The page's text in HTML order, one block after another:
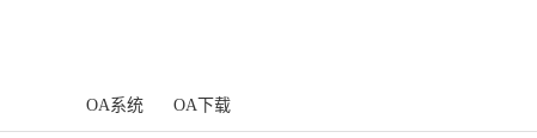
OA系统 OA下载